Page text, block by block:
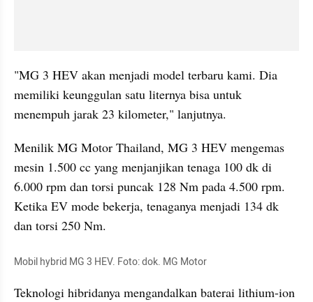
"MG 3 HEV akan menjadi model terbaru kami. Dia
memiliki keunggulan satu liternya bisa untuk
menempuh jarak 23 kilometer," lanjutnya.
Menilik MG Motor Thailand, MG 3 HEV mengemas
mesin 1.500 cc yang menjanjikan tenaga 100 dk di
6.000 rpm dan torsi puncak 128 Nm pada 4.500 rpm.
Ketika EV mode bekerja, tenaganya menjadi 134 dk
dan torsi 250 Nm.
Mobil hybrid MG 3 HEV. Foto: dok. MG Motor
Teknologi hibridanya mengandalkan baterai lithium-ion